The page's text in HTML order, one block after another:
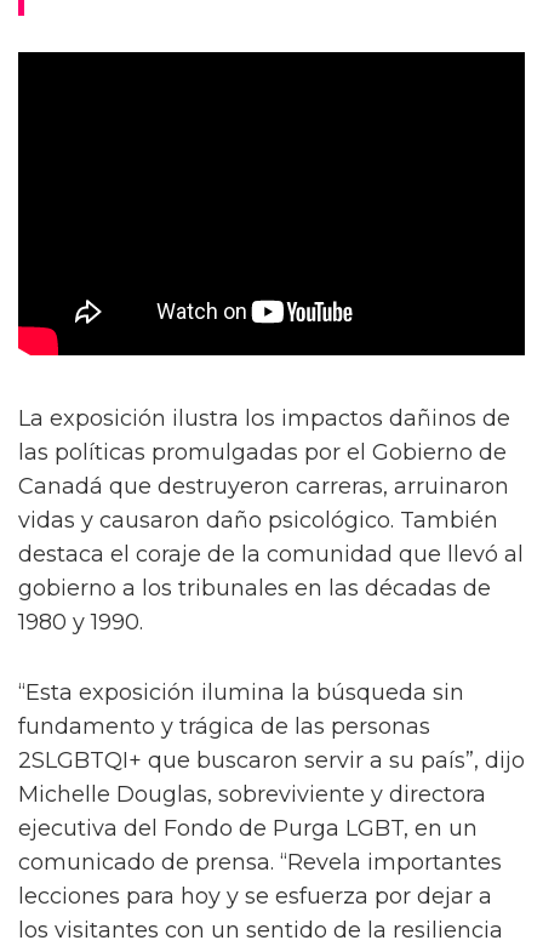
La exposición ilustra los impactos dañinos de
las políticas promulgadas por el Gobierno de
Canadá que destruyeron carreras, arruinaron
vidas y causaron daño psicológico. También
destaca el coraje de la comunidad que llevó al
gobierno a los tribunales en las décadas de
1980 y 1990.
“Esta exposición ilumina la búsqueda sin
fundamento y trágica de las personas
2SLGBTQI+ que buscaron servir a su país”, dijo
Michelle Douglas, sobreviviente y directora
ejecutiva del Fondo de Purga LGBT, en un
comunicado de prensa. “Revela importantes
lecciones para hoy y se esfuerza por dejar a
los visitantes con un sentido de la resiliencia